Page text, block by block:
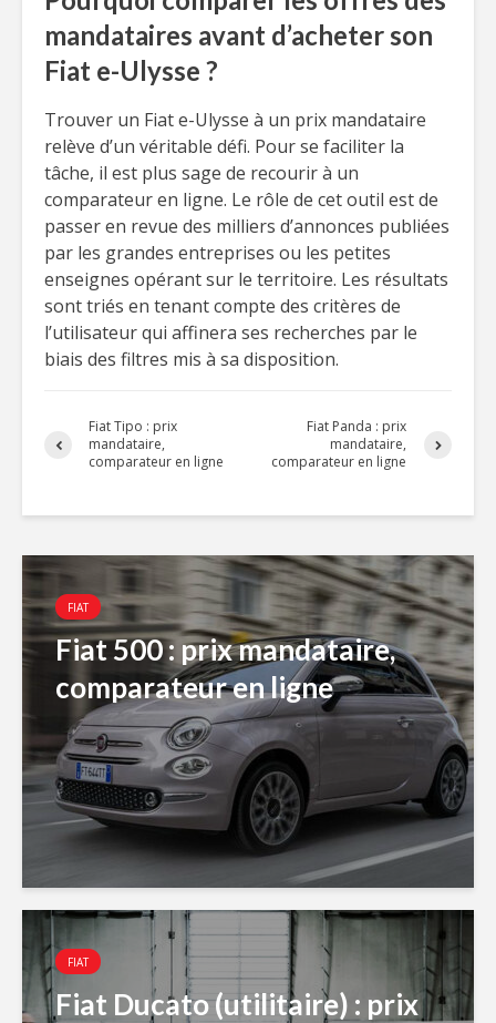
mandataires avant d’acheter son
Fiat e-Ulysse ?
Trouver un Fiat e-Ulysse à un prix mandataire
relève d’un véritable défi. Pour se faciliter la
tâche, il est plus sage de recourir à un
comparateur en ligne. Le rôle de cet outil est de
passer en revue des milliers d’annonces publiées
par les grandes entreprises ou les petites
enseignes opérant sur le territoire. Les résultats
sont triés en tenant compte des critères de
l’utilisateur qui affinera ses recherches par le
biais des filtres mis à sa disposition.
Fiat Tipo : prix
mandataire,
comparateur en ligne
Fiat Panda : prix
mandataire,
comparateur en ligne
FIAT
Fiat 500 : prix mandataire,
comparateur en ligne
FIAT
Fiat Ducato (utilitaire) : prix